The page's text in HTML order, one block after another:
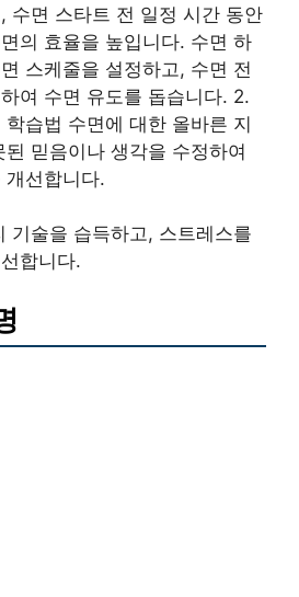
수면 스타트 전 일정 시간 동안
의 효율을 높입니다. 수면 하
스케줄을 설정하고, 수면 전
여 수면 유도를 돕습니다. 2.
습법 수면에 대한 올바른 지
믿음이나 생각을 수정하여
개선합니다.
기술을 습득하고, 스트레스를
합니다.